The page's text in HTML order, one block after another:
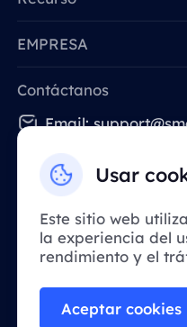
Usar
Este sitio web
la experiencia del
rendimiento y el
Aceptar cookies
EMPRESA
Contáctanos
Email:
Debido a la
por su